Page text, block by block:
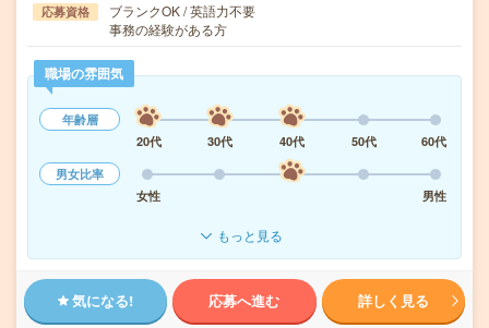
応募資格
ブランクOK / 英語力不要
事務の経験がある方
職場の雰囲気
年齢層
20代
30代 40代 50代
60代
男女比率
女性
男性
もっと見る
気になる! 応募へ進む 詳しく見る